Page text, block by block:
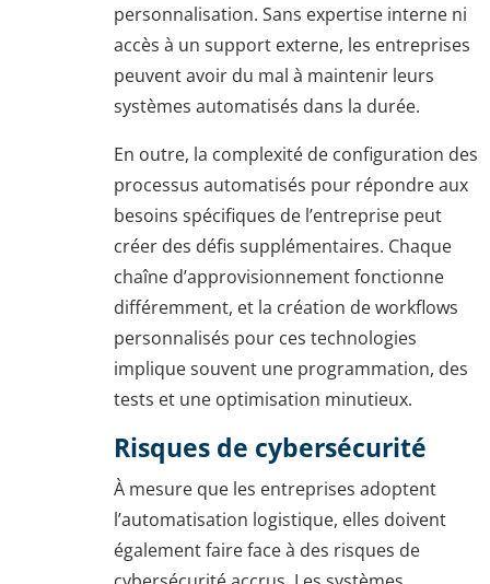
personnalisation. Sans expertise interne ni
accès à un support externe, les entreprises
peuvent avoir du mal à maintenir leurs
systèmes automatisés dans la durée.
En outre, la complexité de configuration des
processus automatisés pour répondre aux
besoins spécifiques de l’entreprise peut
créer des défis supplémentaires. Chaque
chaîne d’approvisionnement fonctionne
différemment, et la création de workflows
personnalisés pour ces technologies
implique souvent une programmation, des
tests et une optimisation minutieux.
Risques de cybersécurité
À mesure que les entreprises adoptent
l’automatisation logistique, elles doivent
également faire face à des risques de